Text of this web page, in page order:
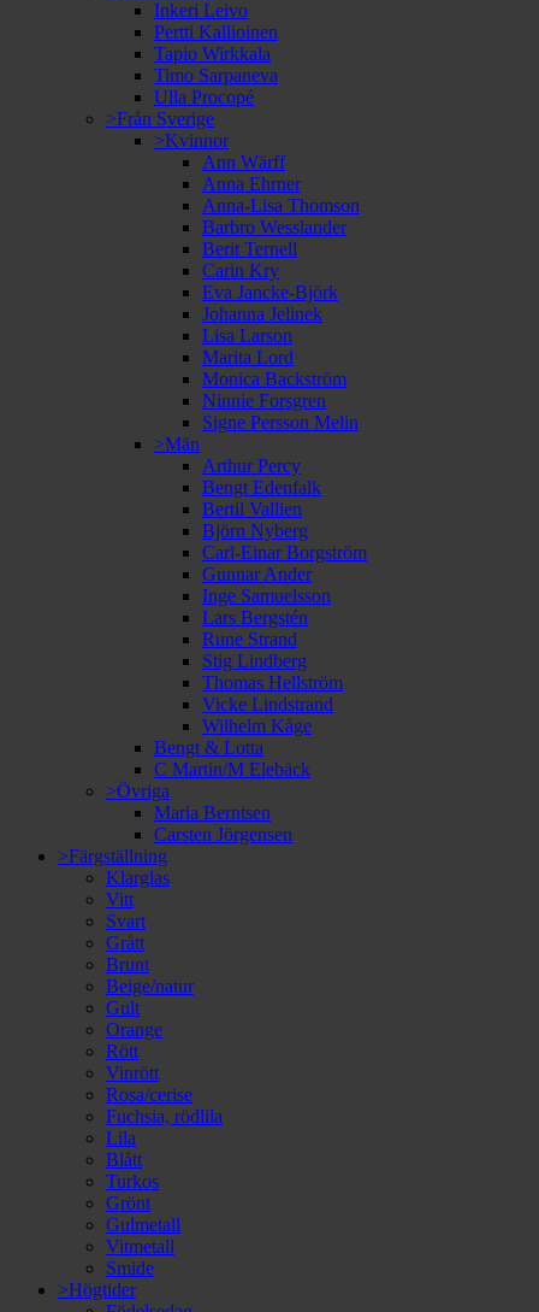
Inkeri Leivo
Pertti Kallioinen
Tapio Wirkkala
Timo Sarpaneva
Ulla Procopé
>Från Sverige
>Kvinnor
Ann Wärff
Anna Ehrner
Anna-Lisa Thomson
Barbro Wesslander
Berit Ternell
Carin Kry
Eva Jancke-Björk
Johanna Jelinek
Lisa Larson
Marita Lord
Monica Backström
Ninnie Forsgren
Signe Persson Melin
>Män
Arthur Percy
Bengt Edenfalk
Bertil Vallien
Björn Nyberg
Carl-Einar Borgström
Gunnar Ander
Inge Samuelsson
Lars Bergstén
Rune Strand
Stig Lindberg
Thomas Hellström
Vicke Lindstrand
Wilhelm Kåge
Bengt & Lotta
C Martin/M Elebäck
>Övriga
Maria Berntsen
Carsten Jörgensen
>Färgställning
Klarglas
Vitt
Svart
Grått
Brunt
Beige/natur
Gult
Orange
Rött
Vinrött
Rosa/cerise
Fuchsia, rödlila
Lila
Blått
Turkos
Grönt
Gulmetall
Vitmetall
Smide
>Högtider